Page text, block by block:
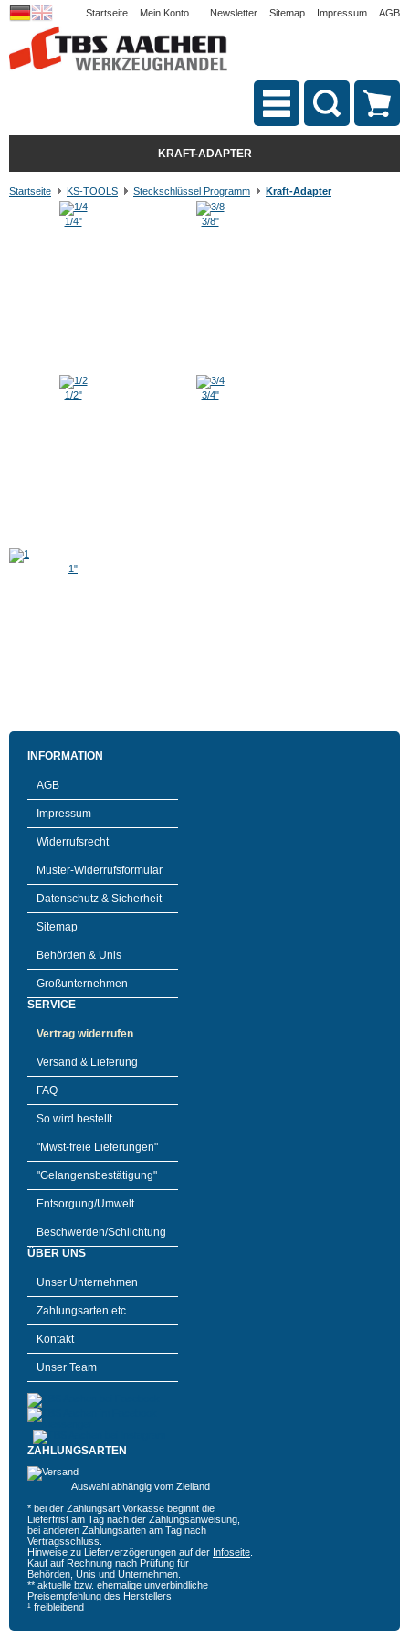
Startseite Mein Konto Newsletter Sitemap Impressum AGB
KRAFT-ADAPTER
Startseite KS-TOOLS Steckschlüssel Programm Kraft-Adapter
1/4" 3/8"
1/2" 3/4"
1"
INFORMATION
AGB
Impressum
Widerrufsrecht
Muster-Widerrufsformular
Datenschutz & Sicherheit
Sitemap
Behörden & Unis
Großunternehmen
SERVICE
Vertrag widerrufen
Versand & Lieferung
FAQ
So wird bestellt
"Mwst-freie Lieferungen"
"Gelangensbestätigung"
Entsorgung/Umwelt
Beschwerden/Schlichtung
ÜBER UNS
Unser Unternehmen
Zahlungsarten etc.
Kontakt
Unser Team
ZAHLUNGSARTEN
Auswahl abhängig vom Zielland
* bei der Zahlungsart Vorkasse beginnt die
Lieferfrist am Tag nach der Zahlungsanweisung,
bei anderen Zahlungsarten am Tag nach
Vertragsschluss.
Hinweise zu Lieferverzögerungen auf der Infoseite
Kauf auf Rechnung nach Prüfung für
Behörden, Unis und Unternehmen.
** aktuelle bzw. ehemalige unverbindliche
Preisempfehlung des Herstellers
¹ freibleibend